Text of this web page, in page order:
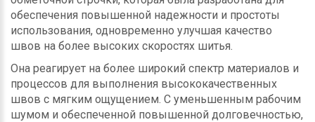
обеспечения повышенной надежности и простоты
использования, одновременно улучшая качество
швов на более высоких скоростях шитья.
Она реагирует на более широкий спектр материалов и
процессов для выполнения высококачественных
швов с мягким ощущением. С уменьшенным рабочим
шумом и обеспеченной повышенной долговечностью,